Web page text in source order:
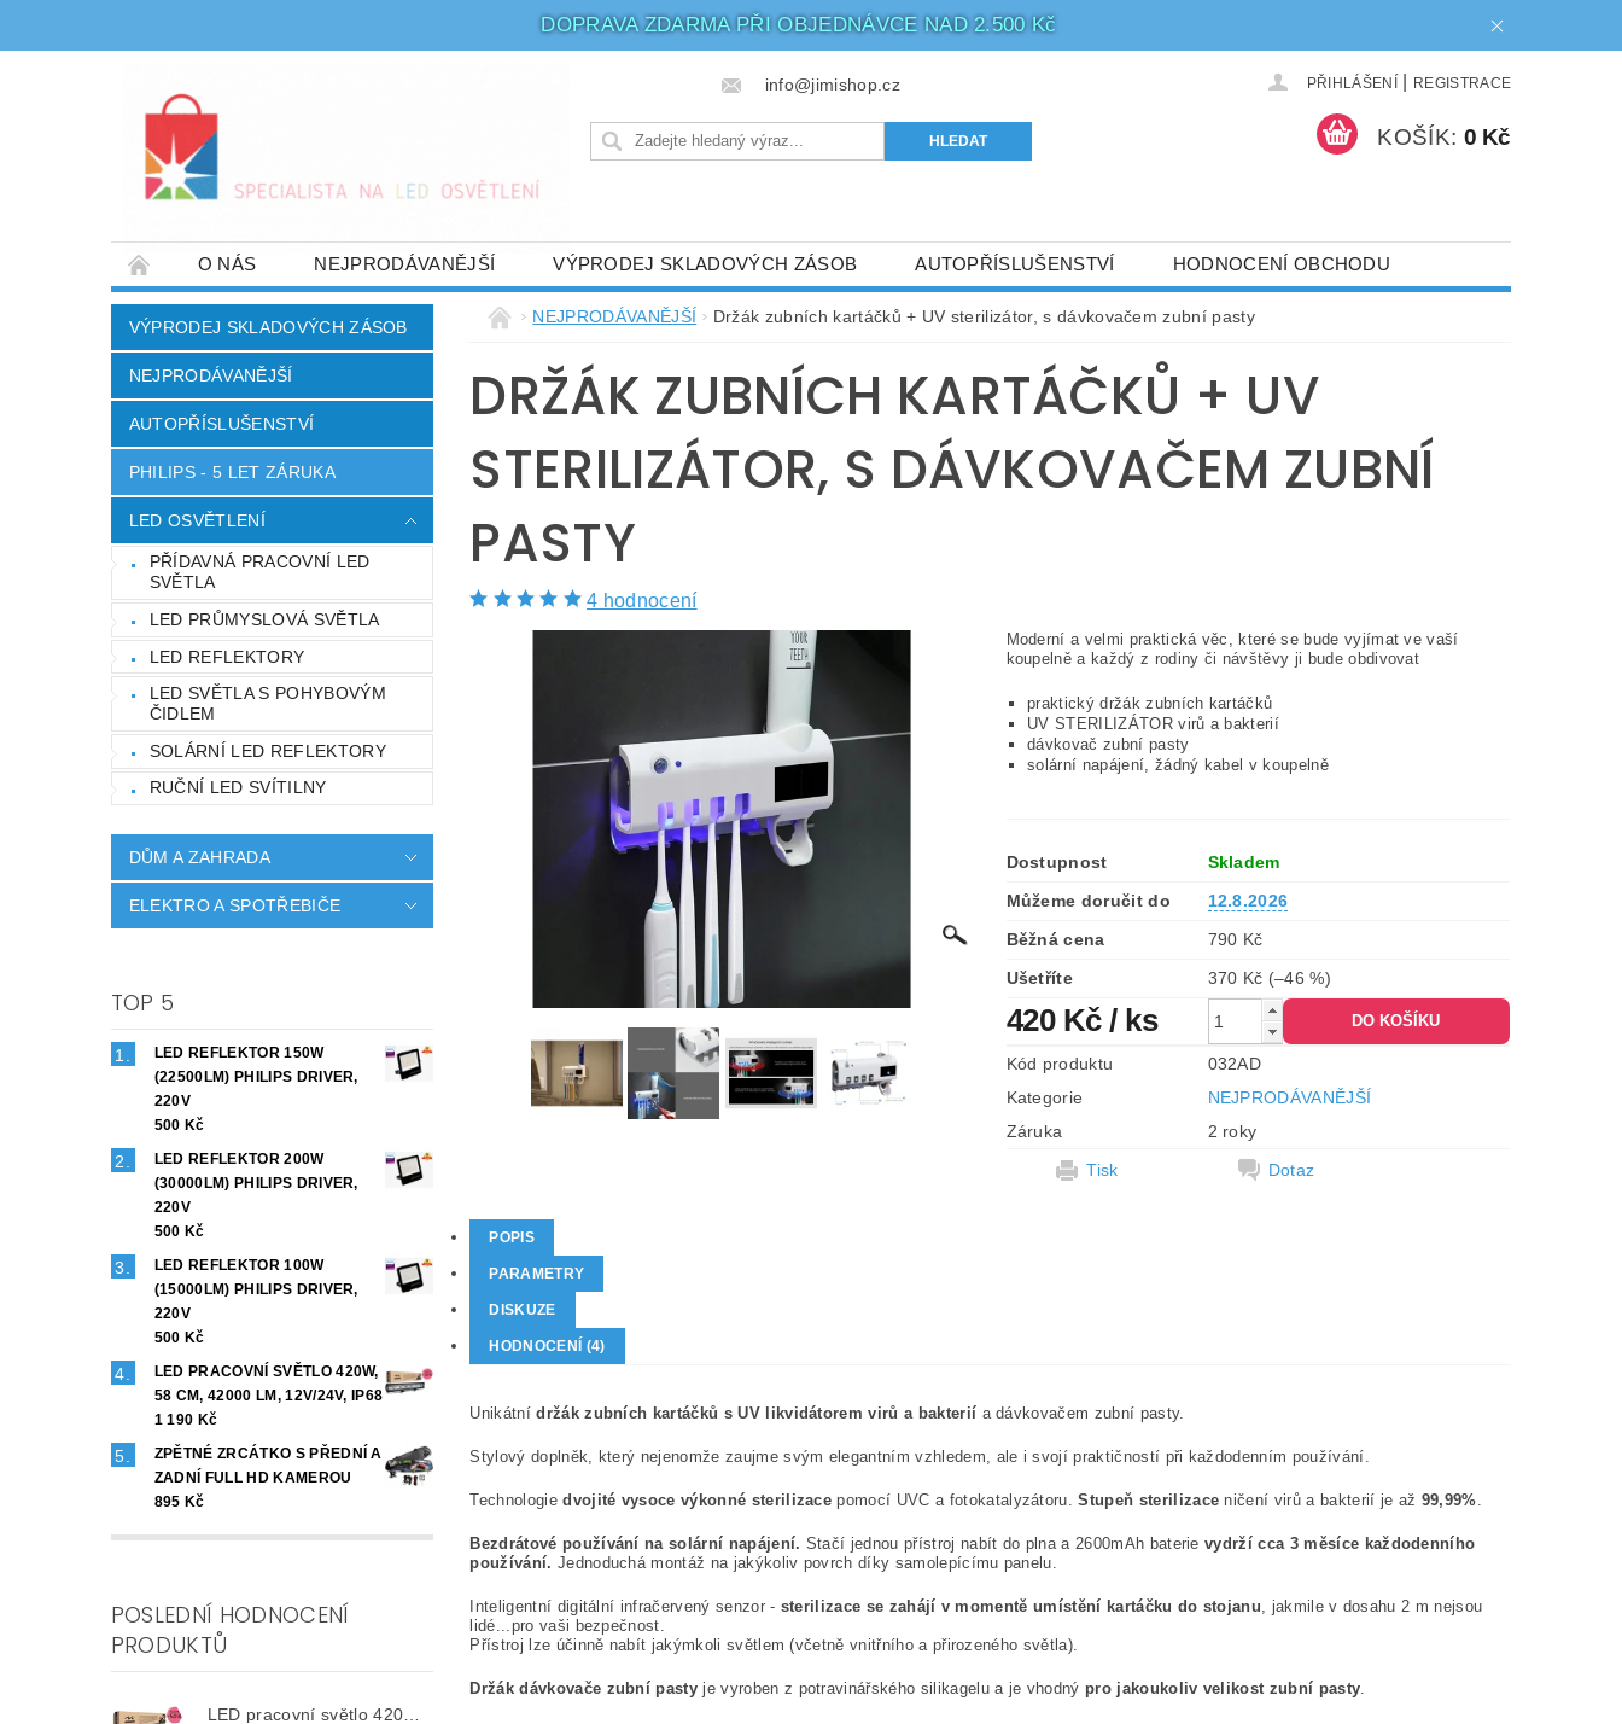
DOPRAVA ZDARMA PŘI OBJEDNÁVCE NAD 2.500 Kč
info@jimishop.cz PŘIHLÁŠENÍ REGISTRACE
KOŠÍK: 0 Kč
O NÁS NEJPRODÁVANĚJŠÍ VÝPRODEJ SKLADOVÝCH ZÁSOB AUTOPŘÍSLUŠENSTVÍ HODNOCENÍ OBCHODU
OBCHODNÍ PODMÍNKY DOPRAVA A PLATBA LED OSVĚTLENÍ PHILIPS - 5 LET ZÁRUKA NAPIŠTE NÁM
DŮM A ZAHRADA ELEKTRO A SPOTŘEBIČE
VÝPRODEJ SKLADOVÝCH ZÁSOB
NEJPRODÁVANĚJŠÍ
AUTOPŘÍSLUŠENSTVÍ
PHILIPS - 5 LET ZÁRUKA
LED OSVĚTLENÍ
PŘÍDAVNÁ PRACOVNÍ LED
SVĚTLA
LED PRŮMYSLOVÁ SVĚTLA
LED REFLEKTORY
LED SVĚTLA S POHYBOVÝM
ČIDLEM
SOLÁRNÍ LED REFLEKTORY
RUČNÍ LED SVÍTILNY
DŮM A ZAHRADA
ELEKTRO A SPOTŘEBIČE
TOP 5
LED REFLEKTOR 150W
(22500LM) PHILIPS DRIVER,
220V
500 Kč
LED REFLEKTOR 200W
(30000LM) PHILIPS DRIVER,
220V
500 Kč
LED REFLEKTOR 100W
(15000LM) PHILIPS DRIVER,
220V
500 Kč
LED PRACOVNÍ SVĚTLO 420W,
58 CM, 42000 LM, 12V/24V, IP68
1 190 Kč
ZPĚTNÉ ZRCÁTKO S PŘEDNÍ A
ZADNÍ FULL HD KAMEROU
895 Kč
POSLEDNÍ HODNOCENÍ
PRODUKTŮ
NEJPRODÁVANĚJŠÍ Držák zubních kartáčků + UV sterilizátor, s dávkovačem zubní pasty
DRŽÁK ZUBNÍCH KARTÁČKŮ + UV
STERILIZÁTOR, S DÁVKOVAČEM ZUBNÍ
PASTY
4 hodnocení
Moderní a velmi praktická věc, které se bude vyjímat ve vaší
koupelně a každý z rodiny či návštěvy ji bude obdivovat
praktický držák zubních kartáčků
UV STERILIZÁTOR virů a bakterií
dávkovač zubní pasty
solární napájení, žádný kabel v koupelně
Dostupnost
Skladem
Můžeme doručit do
12.8.2026
Běžná cena
790 Kč
Ušetříte
370 Kč (–46 %)
420 Kč/ ks
Kód produktu
032AD
Kategorie
NEJPRODÁVANĚJŠÍ
Záruka
2 roky
Tisk
Dotaz
POPIS
PARAMETRY
DISKUZE
HODNOCENÍ (4)
Unikátnídržák zubních kartáčků s UV likvidátorem virů a bakterií a dávkovačem zubní pasty.
Stylový doplněk, který nejenomže zaujme svým elegantním vzhledem, ale i svojí praktičností při každodenním používání.
Technologiedvojité vysoce výkonné sterilizace pomocí UVC a fotokatalyzátoru.Stupeň sterilizace ničení virů a bakterií je až 99,99%
Bezdrátové používání na solární napájení. Stačí jednou přístroj nabít do plna a 2600mAh baterievydrží cca 3 měsíce každodenního
používání. Jednoduchá montáž na jakýkoliv povrch díky samolepícímu panelu.
Inteligentní digitální infračervený senzor - sterilizace se zahájí v momentě umístění kartáčku do stojanu , jakmile v dosahu 2 m nejsou
lidé...pro vaši bezpečnost.
Přístroj lze účinně nabít jakýmkoli světlem (včetně vnitřního a přirozeného světla).
Držák dávkovače zubní pasty je vyroben z potravinářského silikagelu a je vhodný pro jakoukoliv velikost zubní pasty